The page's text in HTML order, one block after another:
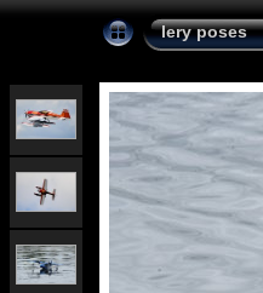
lery poses